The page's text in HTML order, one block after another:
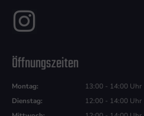
Öffnungszeiten
Montag:
13:00 - 14:00 Uhr
Dienstag:
12:00 - 14:00 Uhr